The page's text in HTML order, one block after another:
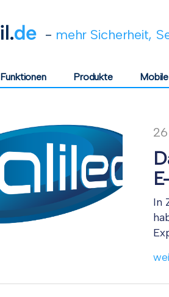
- mehr Sicherheit,
Funktionen Produkte
26
In